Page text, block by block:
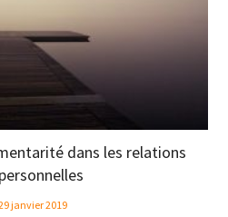
dans les relations
janvier 2019